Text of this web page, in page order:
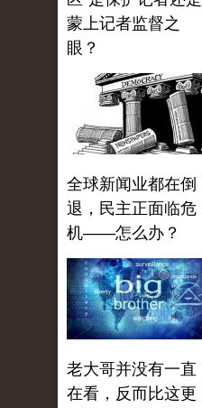
蒙上记者监督之
眼？
全球新闻业都在倒
退，民主正面临危
机——怎么办？
老大哥并没有一直
在看，反而比这更